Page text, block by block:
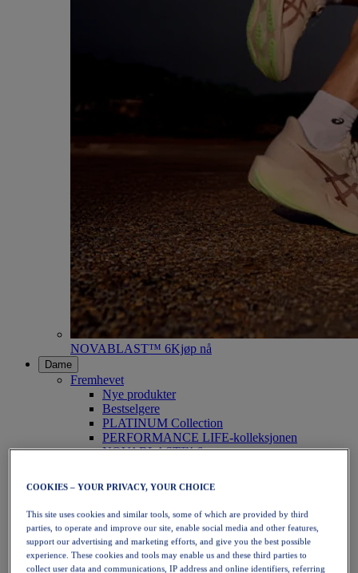
NOVABLAST™ 6Kjøp nå
Dame
Fremhevet
Nye produkter
Bestselgere
PLATINUM Collection
PERFORMANCE LIFE-kolleksjonen
NOVABLAST™ 6
Løping
Terrengløping
Tennis
Volleyball
Håndball
Padel
Netball
COOKIES – YOUR PRIVACY, YOUR CHOICE
This site uses cookies and similar tools, some of which are provided by third
parties, to operate and improve our site, enable social media and other features,
support our advertising and marketing efforts, and give you the best possible
experience. These cookies and tools may enable us and these third parties to
collect user data and communications, IP address and online identifiers, referring